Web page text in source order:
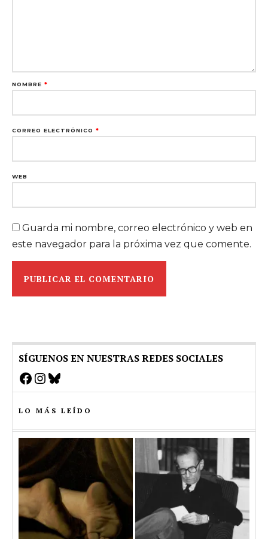
NOMBRE *
CORREO ELECTRÓNICO *
WEB
Guarda mi nombre, correo electrónico y web en
este navegador para la próxima vez que comente.
SÍGUENOS EN NUESTRAS REDES SOCIALES
Facebook
Instagram
Bluesky
LO MÁS LEÍDO